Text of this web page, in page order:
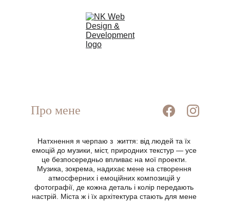
Про мене
Натхнення я черпаю з  життя: від людей та їх
емоцій до музики, міст, природних текстур — усе
це безпосередньо впливає на мої проекти.
Музика, зокрема, надихає мене на створення
атмосферних і емоційних композицій у
фотографії, де кожна деталь і колір передають
настрій. Міста ж і їх архітектура стають для мене